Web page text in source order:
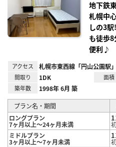
地下鉄
札幌中
しの3
も徒歩
便利♪
アクセス 札幌市東西線「円山公園駅
間取り 1DK 面積
築年数 1998年 6月 築
プラン名・期間
ロングプラン
7ヶ月以上～24ヶ月未満
ミドルプラン
3ヶ月以上～7ヶ月未満